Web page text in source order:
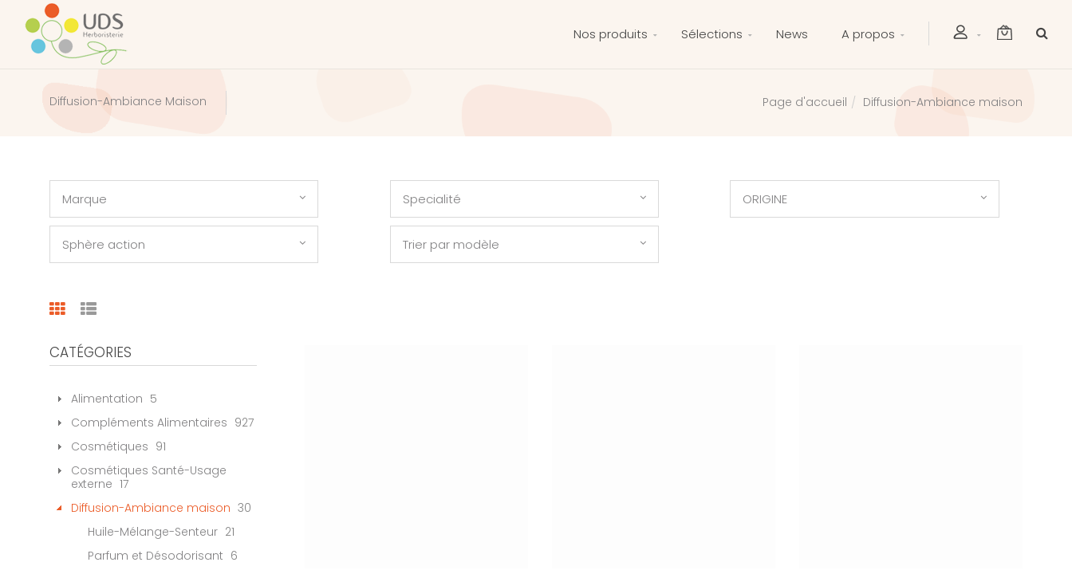
Nos produits Sélections News A propos
Diffusion-Ambiance Maison Page d'accueil Diffusion-Ambiance maison
Marque Specialité ORIGINE
Sphère action Trier par modèle
CATÉGORIES
Alimentation 5
Compléments Alimentaires 927
Cosmétiques 91
Cosmétiques Santé-Usage
externe 17
Diffusion-Ambiance maison 30
Huile-Mélange-Senteur 21
Parfum et Désodorisant 6